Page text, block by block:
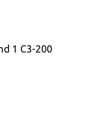
1 C3-200